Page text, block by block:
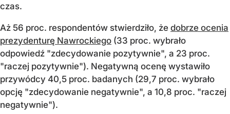
czas.
Aż 56 proc. respondentów stwierdziło, że dobrze ocenia
prezydenturę Nawrockiego (33 proc. wybrało
odpowiedź "zdecydowanie pozytywnie", a 23 proc.
"raczej pozytywnie"). Negatywną ocenę wystawiło
przywódcy 40,5 proc. badanych (29,7 proc. wybrało
opcję "zdecydowanie negatywnie", a 10,8 proc. "raczej
negatywnie").